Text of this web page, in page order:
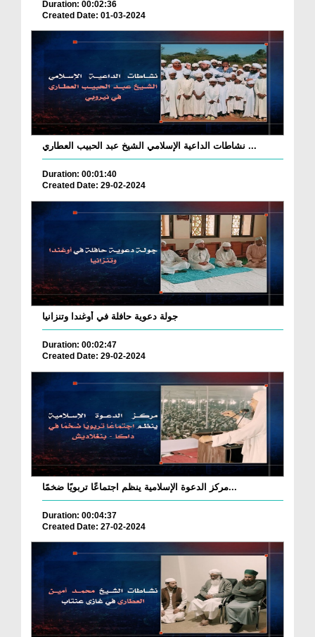
Duration: 00:02:36
Created Date: 01-03-2024
نشاطات الداعية الإسلامي الشيخ عبد الحبيب العطاري ...
Duration: 00:01:40
Created Date: 29-02-2024
جولة دعوية حافلة في أوغندا وتنزانيا
Duration: 00:02:47
Created Date: 29-02-2024
مركز الدعوة الإسلامية ينظم اجتماعًا تربويًا ضخمًا...
Duration: 00:04:37
Created Date: 27-02-2024